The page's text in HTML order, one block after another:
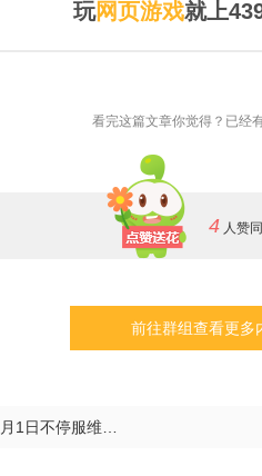
玩网页游戏就上
看完这篇文章你觉得？已经
4 人赞同
前往群组查看更多